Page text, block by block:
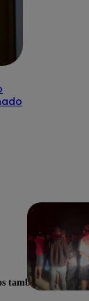
también en